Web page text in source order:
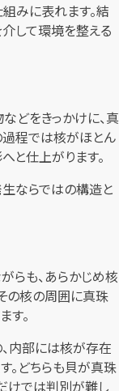
みに表れます。結
して環境を整える
どをきっかけに、真
過程では核がほとん
と仕上がります。
ならではの構造と
らも、あらかじめ核
の核の周囲に真珠
す。
内部には核が存在
。どちらも貝が真珠
けでは判別が難し